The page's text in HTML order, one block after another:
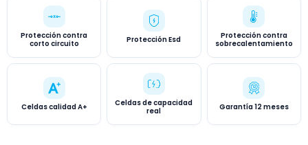
Protección contra
corto circuito
Protección Esd
Protección contra
sobrecalentamiento
Celdas calidad A+
Celdas de capacidad
real
Garantía 12 meses